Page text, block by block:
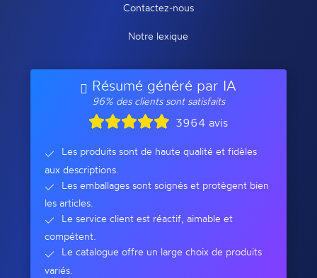
Contactez-nous
Notre lexique
Résumé généré par IA
96% des clients sont satisfaits
3964 avis
Les produits sont de haute qualité et fidèles
aux descriptions.
Les emballages sont soignés et protègent bien
les articles.
Le service client est réactif, aimable et
compétent.
Le catalogue offre un large choix de produits
variés.